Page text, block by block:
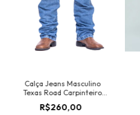
Calça Jeans Masculino
Texas Road Carpinteiro
R$260,00